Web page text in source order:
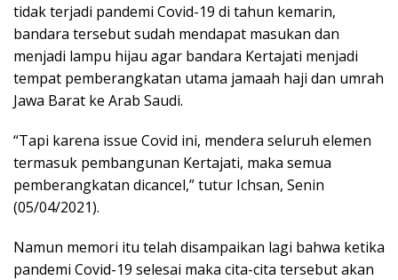
n
k
tidak terjadi pandemi Covid-19 di tahun kemarin,
bandara tersebut sudah mendapat masukan dan
menjadi lampu hijau agar bandara Kertajati menjadi
tempat pemberangkatan utama jamaah haji dan umrah
Jawa Barat ke Arab Saudi.
“Tapi karena issue Covid ini, mendera seluruh elemen
termasuk pembangunan Kertajati, maka semua
pemberangkatan dicancel,” tutur Ichsan, Senin
(05/04/2021).
Namun memori itu telah disampaikan lagi bahwa ketika
pandemi Covid-19 selesai maka cita-cita tersebut akan